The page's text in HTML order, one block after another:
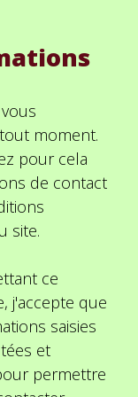
moment.
pour cela
de contact
site.
ce
j'accepte que
saisies
et
permettre